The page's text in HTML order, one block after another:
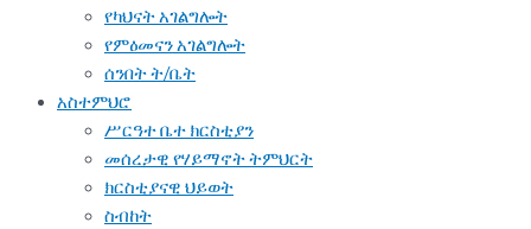
የካህናት አገልግሎት
የምዕመናን አገልግሎት
ሰንበት ት/ቤት
አስተምህሮ
ሥርዓተ ቤተ ክርስቲያን
መሰረታዊ የሃይማኖት ትምህርት
ክርስቲያናዊ ህይወት
ስብከት